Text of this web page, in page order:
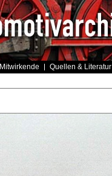
Mitwirkende Quellen & Literatur